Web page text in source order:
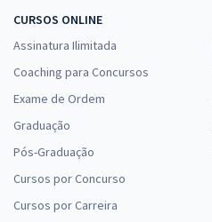
CURSOS ONLINE
Assinatura Ilimitada
Coaching para Concursos
Exame de Ordem
Graduação
Pós-Graduação
Cursos por Concurso
Cursos por Carreira